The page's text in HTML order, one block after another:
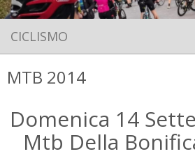
CICLISMO
MTB 2014
Domenica 14
Mtb Della